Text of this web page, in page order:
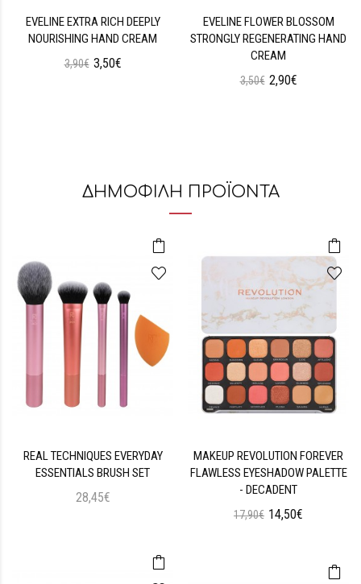
EVELINE EXTRA RICH DEEPLY
NOURISHING HAND CREAM
3,90€ 3,50€
EVELINE FLOWER BLOSSOM
STRONGLY REGENERATING HAND
CREAM
3,50€ 2,90€
ΔΗΜΟΦΙΛΗ ΠΡΟΪΟΝΤΑ
REAL TECHNIQUES EVERYDAY
ESSENTIALS BRUSH SET
28,45€
MAKEUP REVOLUTION FOREVER
FLAWLESS EYESHADOW PALETTE
- DECADENT
17,90€ 14,50€